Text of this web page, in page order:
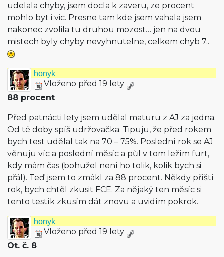
udelala chyby, jsem docla k zaveru, ze procent
mohlo byt i vic. Presne tam kde jsem vahala jsem
nakonec zvolila tu druhou mozost… jen na dvou
mistech byly chyby nevyhnutelne, celkem chyb 7..
honyk
Vloženo před 19 lety
88 procent
Před patnácti lety jsem udělal maturu z AJ za jedna.
Od té doby spíš udržovačka. Tipuju, že před rokem
bych test udělal tak na 70 – 75%. Poslední rok se AJ
věnuju víc a poslední měsíc a půl v tom ležím furt,
kdy mám čas (bohužel není ho tolik, kolik bych si
přál). Teď jsem to zmákl za 88 procent. Někdy příští
rok, bych chtěl zkusit FCE. Za nějaký ten měsíc si
tento testík zkusím dát znovu a uvidím pokrok.
honyk
Vloženo před 19 lety
Ot. č. 8